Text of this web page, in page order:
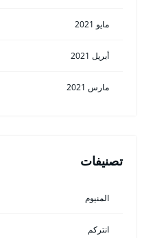
مايو 2021
أبريل 2021
مارس 2021
تصنيفات
المنيوم
انتركم